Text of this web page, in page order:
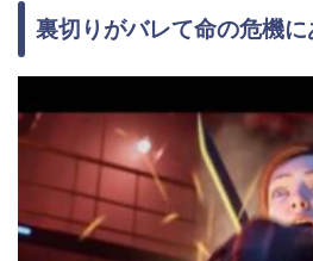
裏切りがバレて命の危機に